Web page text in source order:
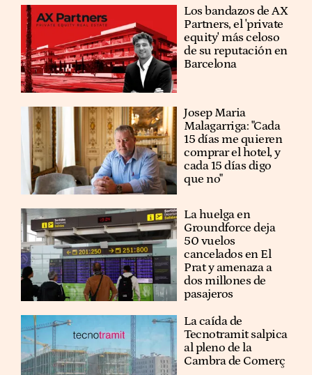
Los bandazos de AX
Partners, el 'private
equity' más celoso
de su reputación en
Barcelona
​​Josep Maria
Malagarriga: "Cada
15 días me quieren
comprar el hotel, y
cada 15 días digo
que no"
La huelga en
Groundforce deja
50 vuelos
cancelados en El
Prat y amenaza a
dos millones de
pasajeros
La caída de
Tecnotramit salpica
al pleno de la
Cambra de Comerç